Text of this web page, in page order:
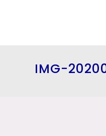
IMG-